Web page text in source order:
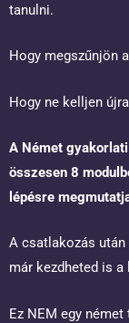
tanulni.
Hogy megszűnjön
Hogy ne kelljen
A Német
összesen 8
lépésre
A csatlakozás után
már kezdheted is a
Ez NEM egy